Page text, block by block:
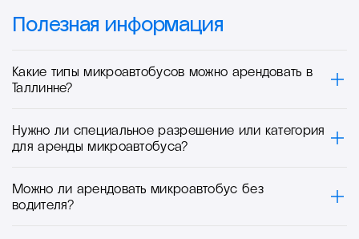
Полезная информация
Какие типы микроавтобусов можно арендовать в
Таллинне?
Нужно ли специальное разрешение или категория
для аренды микроавтобуса?
Можно ли арендовать микроавтобус без
водителя?